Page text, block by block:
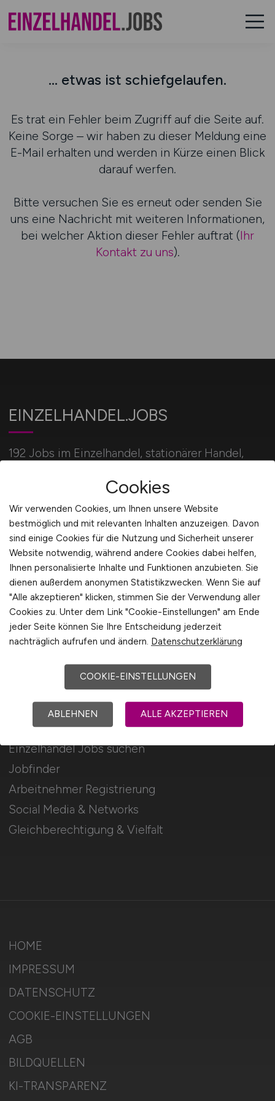
... etwas ist schiefgelaufen.
Es trat ein Fehler beim Zugriff auf die Seite auf.
Keine Sorge – wir haben zu dieser Meldung eine
E-Mail erhalten und werden in Kürze einen Blick
darauf werfen.
Bitte versuchen Sie es erneut oder senden Sie
uns eine Nachricht mit weiteren Informationen,
bei welcher Aktion dieser Fehler auftrat (Ihr
Kontakt zu uns).
EINZELHANDEL.JOBS
192 Jobs im Einzelhandel, stationärer Handel,
Für Arbeitnehmer
Einzelhandel Jobs suchen
Jobfinder
Arbeitnehmer Registrierung
Social Media & Networks
Gleichberechtigung & Vielfalt
Für Arbeitgeber
Stellenanzeigen schalten
Mediadaten & Konditionen
Arbeitgeber Seite
Arbeitgeber Kontakt
HOME
IMPRESSUM
DATENSCHUTZ
COOKIE-EINSTELLUNGEN
AGB
BILDQUELLEN
KI-TRANSPARENZ
Cookies
Wir verwenden Cookies, um Ihnen unsere Website
bestmöglich und mit relevanten Inhalten anzuzeigen. Davon
sind einige Cookies für die Nutzung und Sicherheit unserer
Website notwendig, während andere Cookies dabei helfen,
Ihnen personalisierte Inhalte und Funktionen anzubieten. Sie
dienen außerdem anonymen Statistikzwecken. Wenn Sie auf
"Alle akzeptieren" klicken, stimmen Sie der Verwendung aller
Cookies zu. Unter dem Link "Cookie-Einstellungen" am Ende
jeder Seite können Sie Ihre Entscheidung jederzeit
nachträglich aufrufen und ändern. Datenschutzerklärung
COOKIE-EINSTELLUNGEN
ABLEHNEN ALLE AKZEPTIEREN